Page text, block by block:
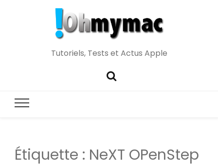
Tutoriels, Tests et Actus Apple
Étiquette : NeXT OPenStep